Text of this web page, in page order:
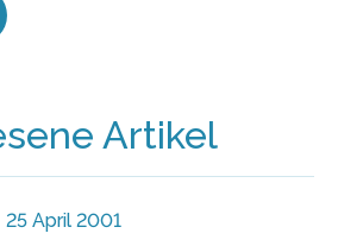
Artikel
25 April 2001